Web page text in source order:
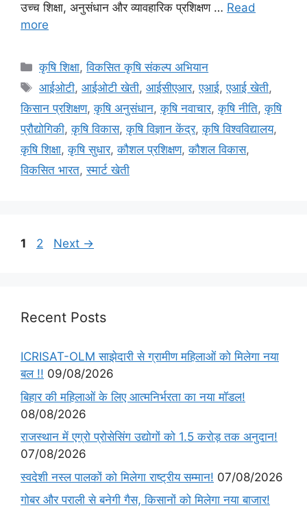
उच्च शिक्षा, अनुसंधान और व्यावहारिक प्रशिक्षण … Read
more
कृषि शिक्षा,विकसित कृषि संकल्प अभियान
आईओटी,आईओटी खेती,आईसीएआर,एआई,एआई खेती,
किसान प्रशिक्षण,कृषि अनुसंधान,कृषि नवाचार,कृषि नीति,कृषि
प्रौद्योगिकी,कृषि विकास,कृषि विज्ञान केंद्र,कृषि विश्वविद्यालय,
कृषि शिक्षा,कृषि सुधार,कौशल प्रशिक्षण,कौशल विकास,
विकसित भारत,स्मार्ट खेती
1 2 Next →
Recent Posts
ICRISAT-OLM साझेदारी से ग्रामीण महिलाओं को मिलेगा नया
बल !! 09/08/2026
बिहार की महिलाओं के लिए आत्मनिर्भरता का नया मॉडल!
08/08/2026
राजस्थान में एग्रो प्रोसेसिंग उद्योगों को 1.5 करोड़ तक अनुदान!
07/08/2026
स्वदेशी नस्ल पालकों को मिलेगा राष्ट्रीय सम्मान! 07/08/2026
गोबर और पराली से बनेगी गैस, किसानों को मिलेगा नया बाजार!